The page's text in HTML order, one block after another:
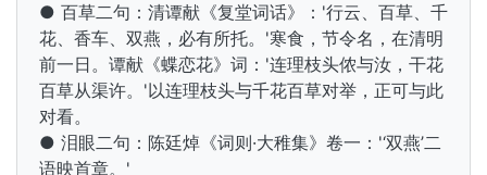
● 百草二句：清谭献《复堂词话》：'行云、百草、千
花、香车、双燕，必有所托。'寒食，节令名，在清明
前一日。谭献《蝶恋花》词：'连理枝头侬与汝，干花
百草从渠许。'以连理枝头与千花百草对举，正可与此
对看。
● 泪眼二句：陈廷焯《词则·大稚集》卷一：'‘双燕’二
语映首章。'